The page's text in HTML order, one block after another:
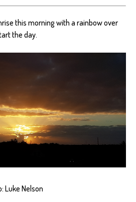
this morning with a rainbow over
the day.
Luke Nelson